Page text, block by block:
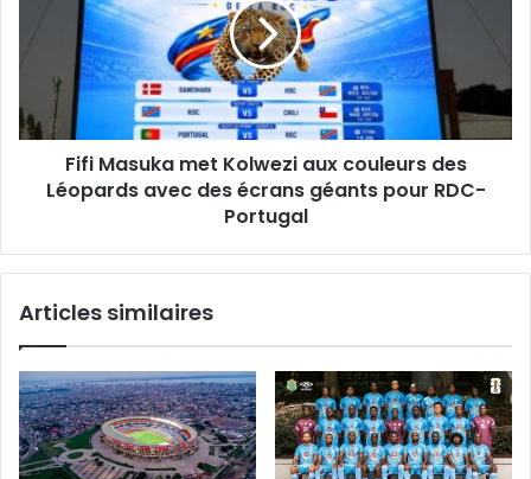
couleurs
Léopards
avec
écrans
RDC-
Fifi Masuka met Kolwezi aux couleurs des
Léopards avec des écrans géants pour RDC-
Portugal
Articles similaires